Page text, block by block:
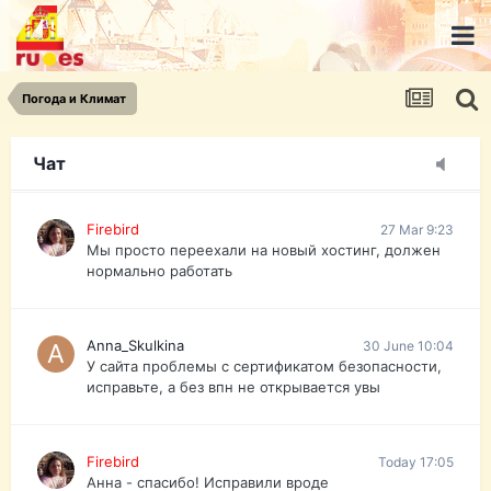
Погода и Климат
Чат
urist.dokument@gmail.com
https://pasport-ua.com/
Телеграмм @uristpassua
Firebird
Друзья - из России без VPN сайт и форум
Firebird 27 Mar 9:23
Мы просто переехали на новый хостинг, должен
нормально работать
Anna_Skulkina 30 June 10:04
У сайта проблемы с сертификатом безопасности,
исправьте, а без впн не открывается увы
Firebird Today 17:05
Анна - спасибо! Исправили вроде